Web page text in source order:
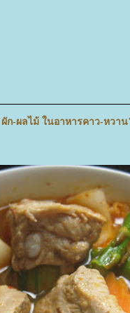
ผัก-ผลไม้ ในอาหารคาว-หว